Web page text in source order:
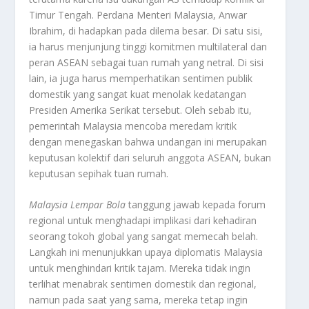
Timur Tengah. Perdana Menteri Malaysia, Anwar
Ibrahim, di hadapkan pada dilema besar. Di satu sisi,
ia harus menjunjung tinggi komitmen multilateral dan
peran ASEAN sebagai tuan rumah yang netral. Di sisi
lain, ia juga harus memperhatikan sentimen publik
domestik yang sangat kuat menolak kedatangan
Presiden Amerika Serikat tersebut. Oleh sebab itu,
pemerintah Malaysia mencoba meredam kritik
dengan menegaskan bahwa undangan ini merupakan
keputusan kolektif dari seluruh anggota ASEAN, bukan
keputusan sepihak tuan rumah.
Malaysia Lempar Bola tanggung jawab kepada forum
regional untuk menghadapi implikasi dari kehadiran
seorang tokoh global yang sangat memecah belah.
Langkah ini menunjukkan upaya diplomatis Malaysia
untuk menghindari kritik tajam. Mereka tidak ingin
terlihat menabrak sentimen domestik dan regional,
namun pada saat yang sama, mereka tetap ingin